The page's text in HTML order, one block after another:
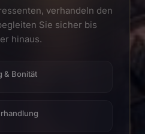
verhandeln den
Sie sicher bis
hinaus.
& Bonität